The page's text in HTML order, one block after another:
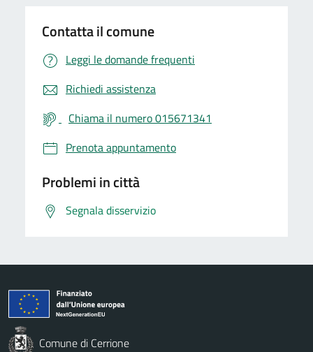
Contatta il comune
Leggi le domande frequenti
Richiedi assistenza
Chiama il numero 015671341
Prenota appuntamento
Problemi in città
Segnala disservizio
Comune di Cerrione